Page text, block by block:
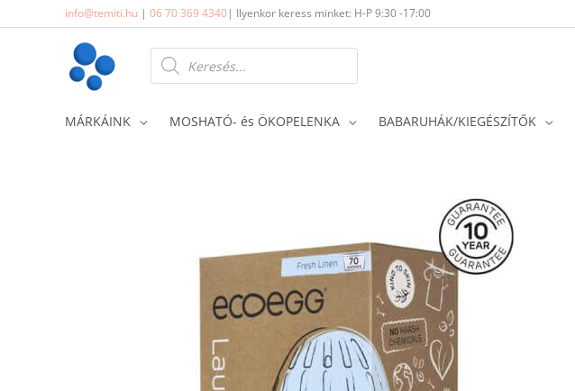
to
info@temiti.hu | 06 70 369 4340| Ilyenkor keress minket: H-P 9:30 -17:00
Products
search
MÁRKÁINK MOSHATÓ- és ÖKOPELENKA BABARUHÁK/KIEGÉSZÍTŐK